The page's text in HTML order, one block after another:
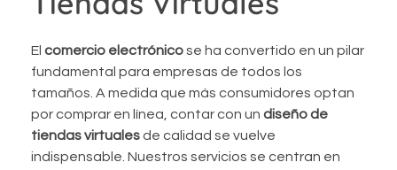
El comercio electrónicose ha convertido en un pilar
fundamental para empresas de todos los
tamaños. A medida que más consumidores optan
por comprar en línea, contar con un diseño de
tiendas virtualesde calidad se vuelve
indispensable. Nuestros servicios se centran en